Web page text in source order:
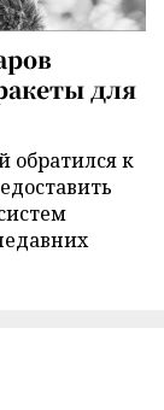
для
обратился к